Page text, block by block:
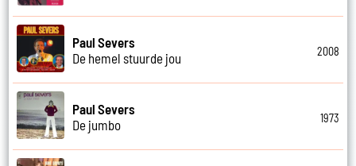
Paul Severs
De hemel stuurde jou
2008
Paul Severs
De jumbo
1973